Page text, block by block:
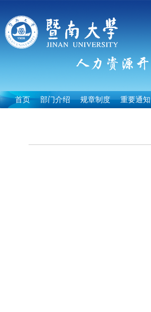
首页 部门介绍 规章制度 重要通知